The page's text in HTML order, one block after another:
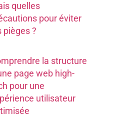
quelles
pour éviter
pièges ?
la structure
page web high-
pour une
utilisateur